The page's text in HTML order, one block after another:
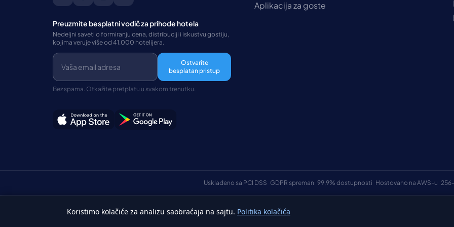
Preuzmite besplatni vodič za prihode hotela
Nedeljni saveti o formiranju cena, distribuciji i iskustvu gostiju,
kojima veruje više od 41.000 hotelijera.
Ostvarite
besplatan pristup
Bez spama. Otkažite pretplatu u svakom trenutku.
Aplikacija za goste
Usklađeno sa PCI DSS GDPR spreman 99,9% dostupnosti Hostovano na AWS-u
©Autorska prava 2026 HotelSync. Sva prava zadržana.
Koristimo kolačiće za analizu saobraćaja na sajtu. Politika kolačića